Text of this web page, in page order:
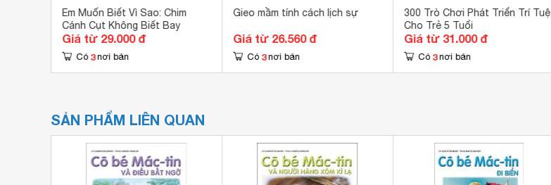
Em Muốn Biết Vì Sao: Chim
Cánh Cụt Không Biết Bay
Giá từ 29.000 đ
Có 3 nơi bán
Gieo mầm tính cách lịch sự
Giá từ 26.560 đ
Có 3 nơi bán
300 Trò Chơi Phát Triển Trí Tuệ
Cho Trẻ 5 Tuổi
Giá từ 31.000 đ
Có 3 nơi bán
SẢN PHẨM LIÊN QUAN